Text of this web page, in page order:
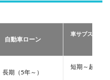
自動車ローン
車サブスクリ
長期（5年～）
短期～超長期